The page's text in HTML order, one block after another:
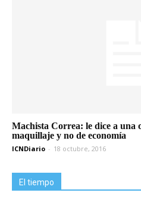
Machista Correa: le dice a una
maquillaje y no de economía
ICNDiario - 18 octubre, 2016
El tiempo